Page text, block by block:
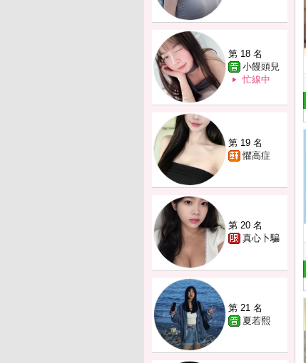
第 18 名
小饅頭兒
忙線中
第 19 名
懼高症
第 20 名
真心卜騙
第 21 名
夏若熙